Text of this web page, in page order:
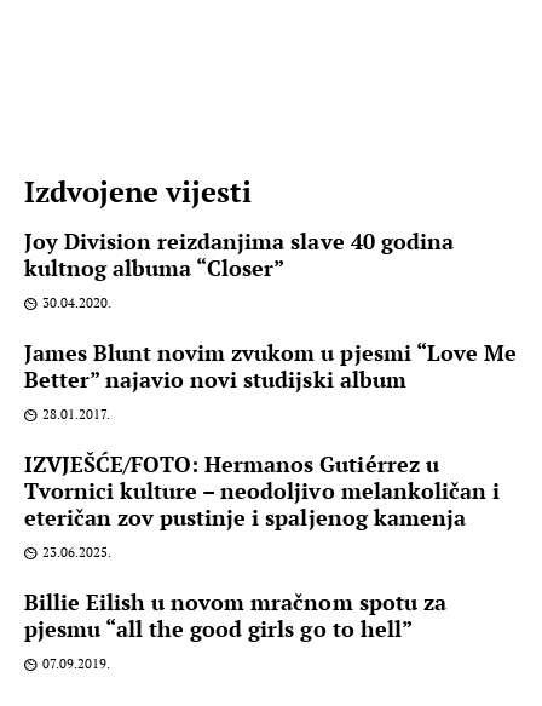
Izdvojene vijesti
Joy Division reizdanjima slave 40 godina
kultnog albuma “Closer”
30.04.2020.
James Blunt novim zvukom u pjesmi “Love Me
Better” najavio novi studijski album
28.01.2017.
IZVJEŠĆE/FOTO: Hermanos Gutiérrez u
Tvornici kulture – neodoljivo melankoličan i
eteričan zov pustinje i spaljenog kamenja
23.06.2025.
Billie Eilish u novom mračnom spotu za
pjesmu “all the good girls go to hell”
07.09.2019.